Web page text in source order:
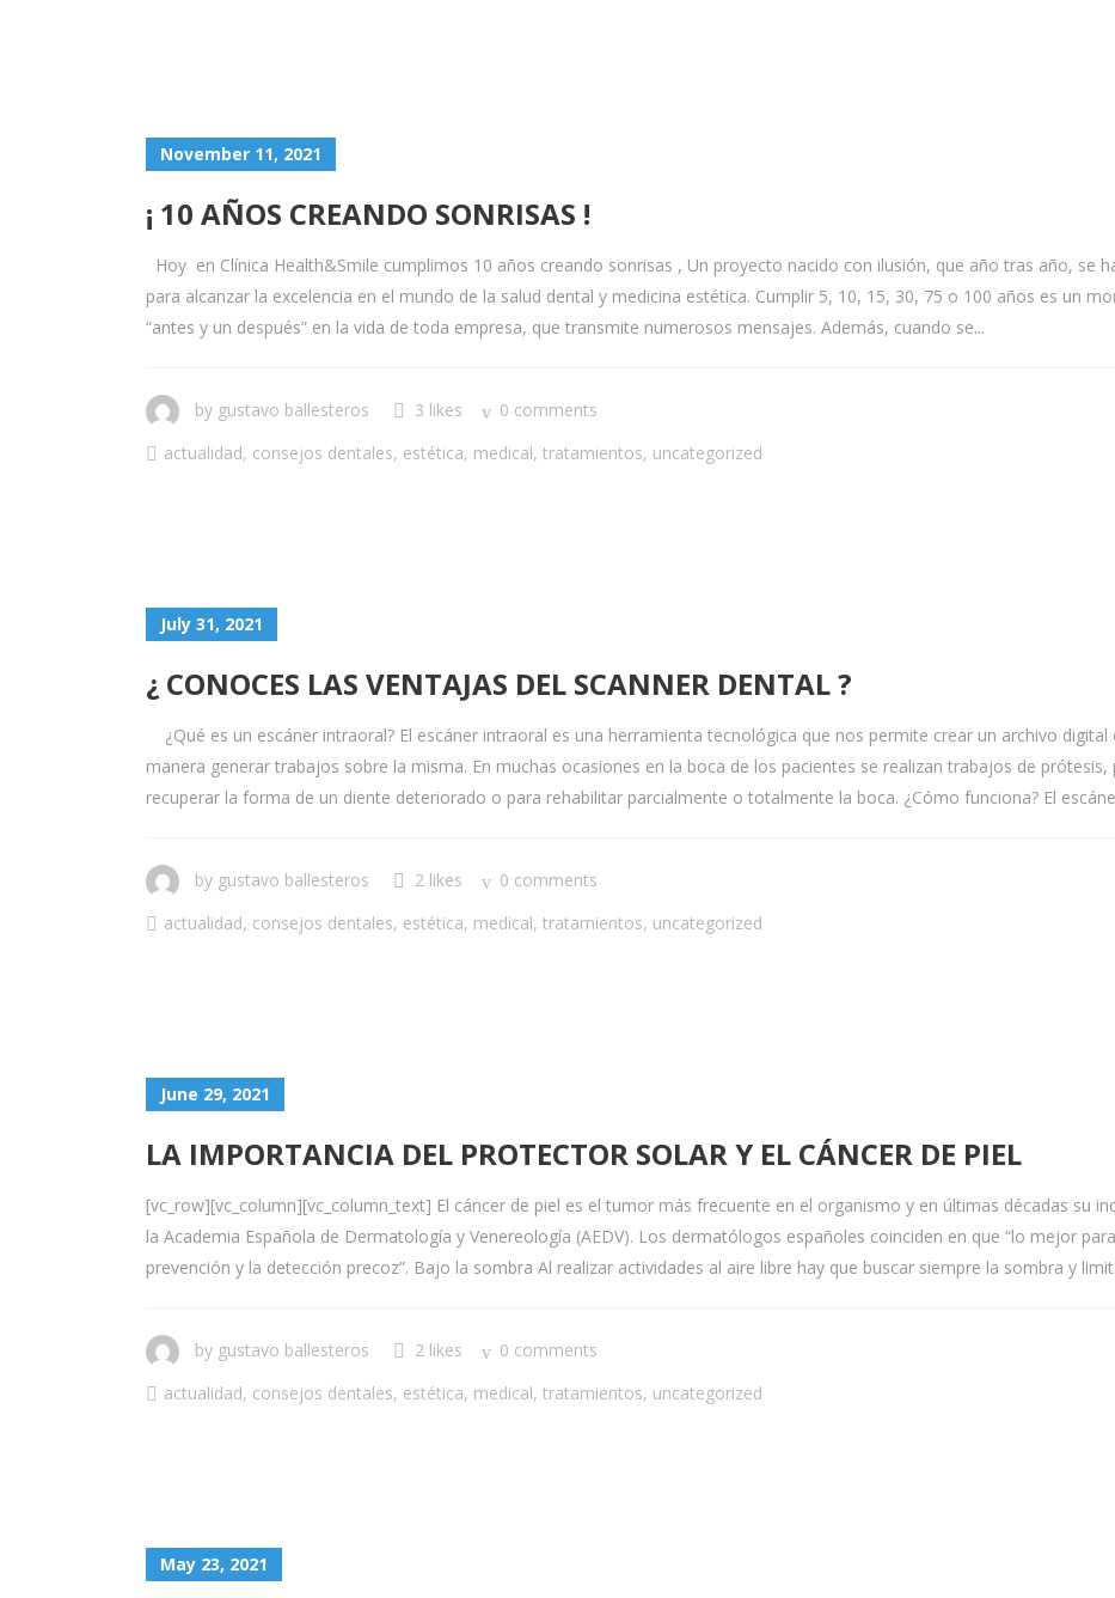
November 11, 2021
¡ 10 AÑOS CREANDO SONRISAS !
Hoy en Clínica Health&Smile cumplimos 10 años creando sonrisas , Un proyecto nacido con ilusión, que año tras año, se
para alcanzar la excelencia en el mundo de la salud dental y medicina estética. Cumplir 5, 10, 15, 30, 75 o 100 años es un
“antes y un después” en la vida de toda empresa, que transmite numerosos mensajes. Además, cuando se...
by gustavo ballesteros 3 likes
0 comments
actualidad, consejos dentales, estética, medical, tratamientos, uncategorized
July 31, 2021
¿ CONOCES LAS VENTAJAS DEL SCANNER DENTAL ?
¿Qué es un escáner intraoral? El escáner intraoral es una herramienta tecnológica que nos permite crear un archivo
manera generar trabajos sobre la misma. En muchas ocasiones en la boca de los pacientes se realizan trabajos de
recuperar la forma de un diente deteriorado o para rehabilitar parcialmente o totalmente la boca. ¿Cómo funciona? El
by gustavo ballesteros 2 likes
0 comments
actualidad, consejos dentales, estética, medical, tratamientos, uncategorized
June 29, 2021
LA IMPORTANCIA DEL PROTECTOR SOLAR Y EL CÁNCER DE PIEL
[vc_row][vc_column][vc_column_text] El cáncer de piel es el tumor más frecuente en el organismo y en últimas décadas su
la Academia Española de Dermatología y Venereología (AEDV). Los dermatólogos españoles coinciden en que “lo mejor
prevención y la detección precoz”. Bajo la sombra Al realizar actividades al aire libre hay que buscar siempre la sombra y
by gustavo ballesteros 2 likes
0 comments
actualidad, consejos dentales, estética, medical, tratamientos, uncategorized
May 23, 2021